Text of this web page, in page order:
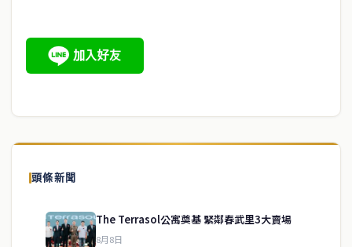
頭條新聞
The Terrasol公寓奠基 緊鄰春武里3大賣場
8月8日